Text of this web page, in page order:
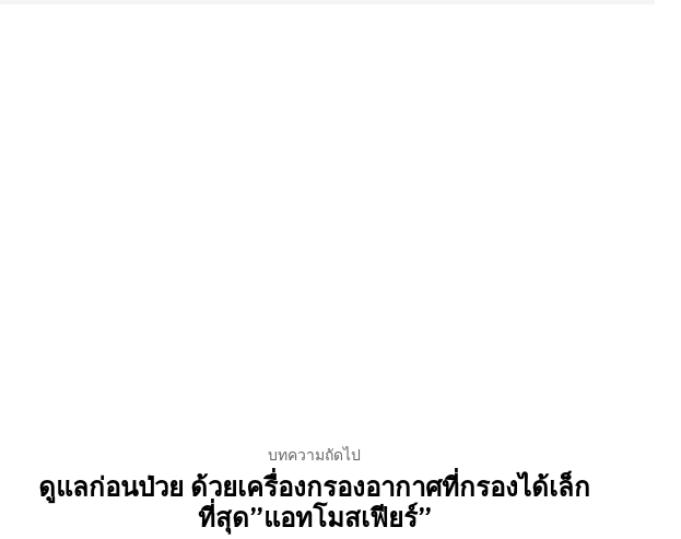
บทความถัดไป
ดูแลก่อนป่วย ด้วยเครื่องกรองอากาศที่กรองได้เล็ก
ที่สุด”แอทโมสเฟียร์”